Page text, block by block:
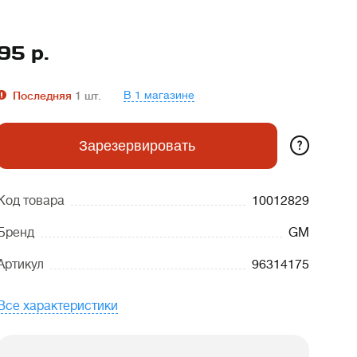
р.
Последняя 1 шт. В 1 магазине
Зарезервировать ?
товара 10012829
GM
96314175
характеристики